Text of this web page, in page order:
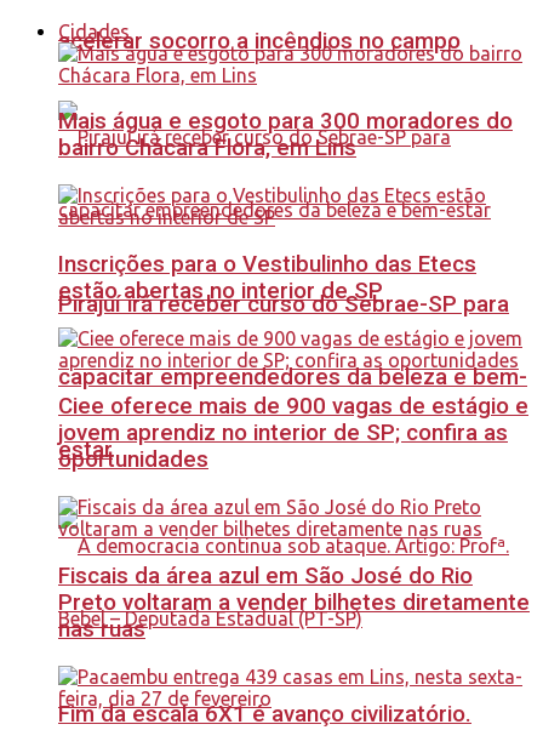
acelerar socorro a incêndios no campo
Pirajuí irá receber curso do Sebrae-SP para
capacitar empreendedores da beleza e bem-
estar
Fim da escala 6X1 é avanço civilizatório.
Cidades
Mais água e esgoto para 300 moradores do
bairro Chácara Flora, em Lins
Inscrições para o Vestibulinho das Etecs
estão abertas no interior de SP
Ciee oferece mais de 900 vagas de estágio e
jovem aprendiz no interior de SP; confira as
oportunidades
Fiscais da área azul em São José do Rio
Preto voltaram a vender bilhetes diretamente
nas ruas